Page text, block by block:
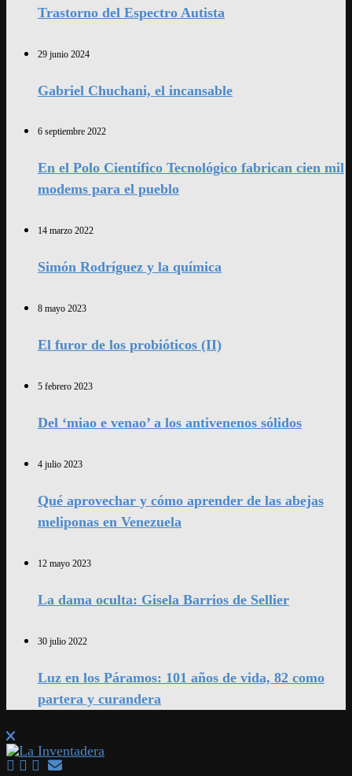
Trastorno del Espectro Autista
29 junio 2024
Gabriel Chuchani, el incansable
6 septiembre 2022
En el Polo Científico Tecnológico fabrican cien mil
modems para el pueblo
14 marzo 2022
Simón Rodríguez y la química
8 mayo 2023
El furor de los probióticos (II)
5 febrero 2023
Del ‘miao e venao’ a los antivenenos sólidos
4 julio 2023
Qué aprovechar y cómo aprender de las abejas
meliponas en Venezuela
12 mayo 2023
La dama oculta: Gisela Barrios de Sellier
30 julio 2022
Luz en los Páramos: 101 años de vida, 82 como
partera y curandera